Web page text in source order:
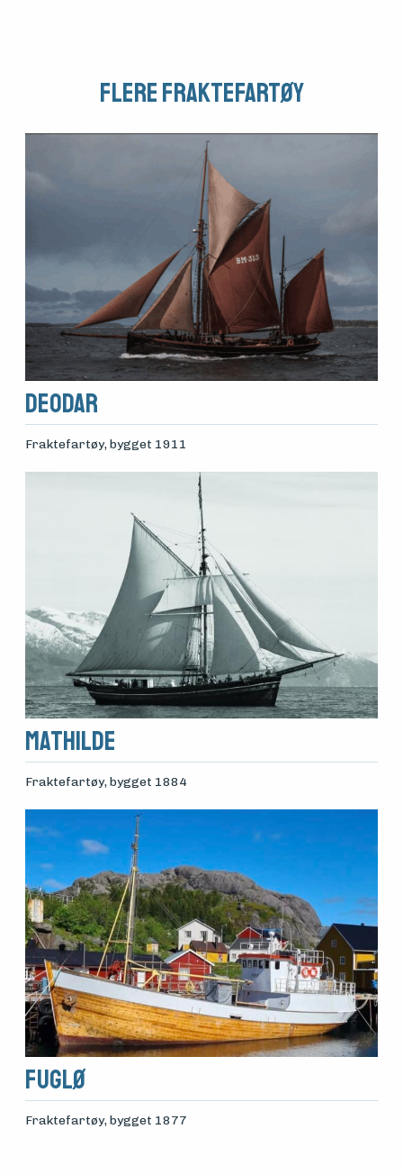
Flere Fraktefartøy
DEODAR
Fraktefartøy, bygget 1911
Mathilde
Fraktefartøy, bygget 1884
Fuglø
Fraktefartøy, bygget 1877